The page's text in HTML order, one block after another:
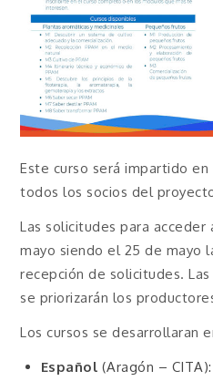
Este curso será impartido
todos los socios del
Las solicitudes para
mayo siendo el 25 de mayo
recepción de solicitudes.
se priorizarán los
Los cursos se desarrollaran
Español (Aragón –